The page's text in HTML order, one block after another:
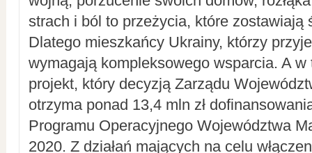
strach i ból to przeżycia, które zostawiają
Dlatego mieszkańcy Ukrainy, którzy
wymagają kompleksowego wsparcia. A w
projekt, który decyzją Zarządu
otrzyma ponad 13,4 mln zł
Programu Operacyjnego Województwa
2020. Z działań mających na celu